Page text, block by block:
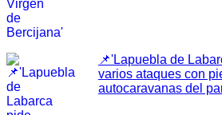
📌'Lapuebla de
varios ataques con
autocaravanas del